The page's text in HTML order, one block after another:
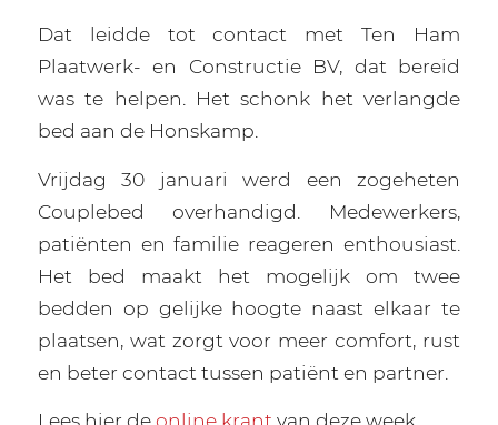
Dat leidde tot contact met Ten Ham
Plaatwerk- en Constructie BV, dat bereid
was te helpen. Het schonk het verlangde
bed aan de Honskamp.
Vrijdag 30 januari werd een zogeheten
Couplebed overhandigd. Medewerkers,
patiënten en familie reageren enthousiast.
Het bed maakt het mogelijk om twee
bedden op gelijke hoogte naast elkaar te
plaatsen, wat zorgt voor meer comfort, rust
en beter contact tussen patiënt en partner.